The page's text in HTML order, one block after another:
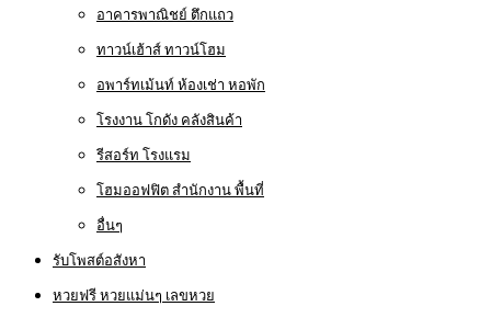
อาคารพาณิชย์ ตึกแถว
ทาวน์เฮ้าส์ ทาวน์โฮม
อพาร์ทเม้นท์ ห้องเช่า หอพัก
โรงงาน โกดัง คลังสินค้า
รีสอร์ท โรงแรม
โฮมออฟฟิต สำนักงาน พื้นที่
อื่นๆ
รับโพสต์อสังหา
หวยฟรี หวยแม่นๆ เลขหวย